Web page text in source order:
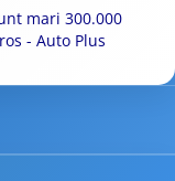
mari 300.000
- Auto Plus